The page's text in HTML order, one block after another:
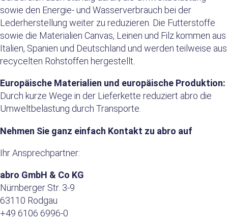
sowie den Energie- und Wasserverbrauch bei der
Lederherstellung weiter zu reduzieren. Die Futterstoffe
sowie die Materialien Canvas, Leinen und Filz kommen aus
Italien, Spanien und Deutschland und werden teilweise aus
recycelten Rohstoffen hergestellt.
Europäische Materialien und europäische Produktion:
Durch kurze Wege in der Lieferkette reduziert abro die
Umweltbelastung durch Transporte.
Nehmen Sie ganz einfach Kontakt zu abro auf
Ihr Ansprechpartner:
abro GmbH & Co KG
Nürnberger Str. 3-9
63110 Rodgau
+49 6106 6996-0